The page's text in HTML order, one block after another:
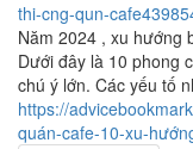
thi-cng-qun-
Năm 2024 , xu hướng
Dưới đây là 10 phong
chú ý lớn. Các yếu tố
https://
quán-cafe-10-xu-